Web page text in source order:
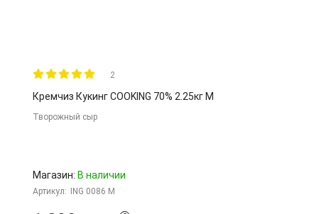
2
Кремчиз Кукинг COOKING 70% 2.25кг М
Творожный сыр
Магазин: В наличии
Артикул: ING 0086 M